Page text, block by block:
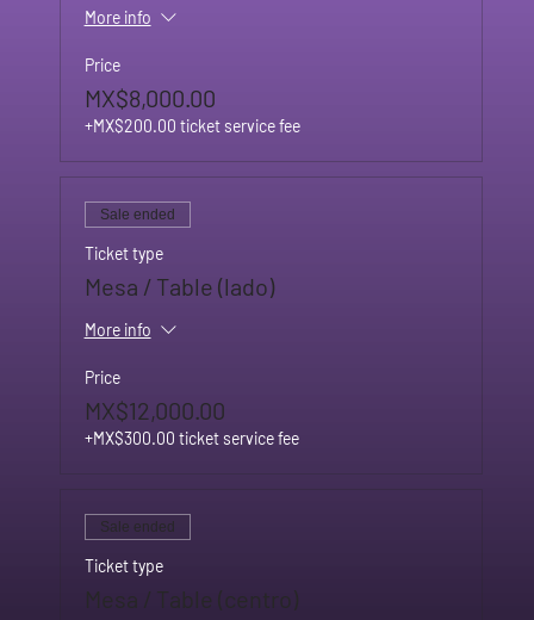
More info
Price
MX$8,000.00
+MX$200.00 ticket service fee
Sale ended
Ticket type
Mesa / Table (lado)
More info
Price
MX$12,000.00
+MX$300.00 ticket service fee
Sale ended
Ticket type
Mesa / Table (centro)